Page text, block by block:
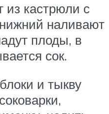
из кастрюли с
наливают
плоды, в
сок.
и тыкву